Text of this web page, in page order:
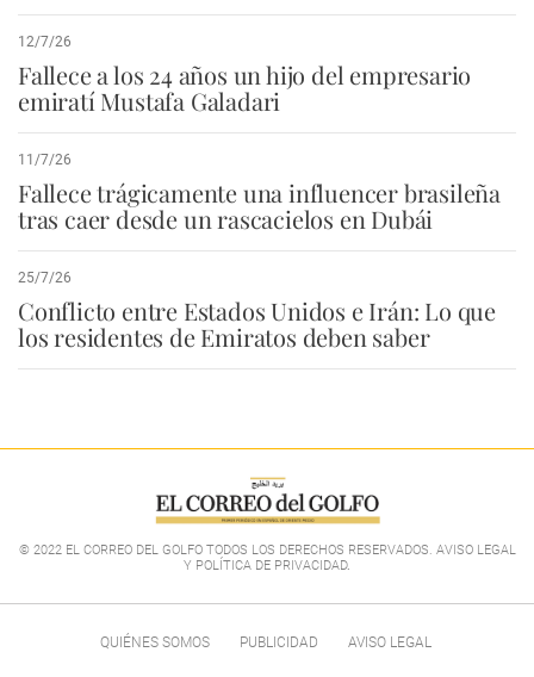
12/7/26
Fallece a los 24 años un hijo del empresario
emiratí Mustafa Galadari
11/7/26
Fallece trágicamente una influencer brasileña
tras caer desde un rascacielos en Dubái
25/7/26
Conflicto entre Estados Unidos e Irán: Lo que
los residentes de Emiratos deben saber
© 2022 EL CORREO DEL GOLFO TODOS LOS DERECHOS RESERVADOS. AVISO LEGAL
Y POLÍTICA DE PRIVACIDAD.
QUIÉNES SOMOS PUBLICIDAD AVISO LEGAL